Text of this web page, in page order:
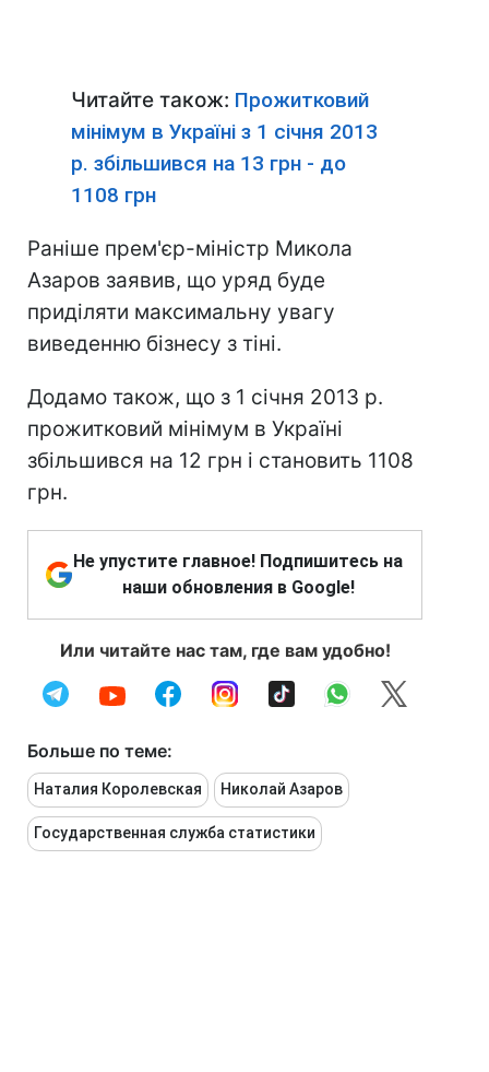
Читайте також: Прожитковий
мінімум в Україні з 1 січня 2013
р. збільшився на 13 грн - до
1108 грн
Раніше прем'єр-міністр Микола
Азаров заявив, що уряд буде
приділяти максимальну увагу
виведенню бізнесу з тіні.
Додамо також, що з 1 січня 2013 р.
прожитковий мінімум в Україні
збільшився на 12 грн і становить 1108
грн.
Не упустите главное! Подпишитесь на
наши обновления в Google!
Или читайте нас там, где вам удобно!
Больше по теме:
Наталия Королевская Николай Азаров
Государственная служба статистики